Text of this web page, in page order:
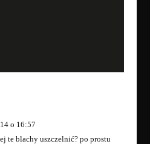
o 16:57
te blachy uszczelnić? po prostu